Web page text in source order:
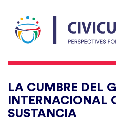
LA CUMBRE DEL
INTERNACIONAL
SUSTANCIA